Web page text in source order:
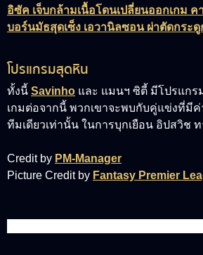
อิซัค เจ็บกล้ามเนื้อโดนเปลี่ยนออกเกม ค
บอร์นมัธสุดเซ็ง เอวานิลซอน ผ่าตัดกระดู
โปรแกรมสุดหิน
ทั้งนี้ Savinho และ แมนฯ ซิตี้ มีโปรแกร
เกมต่อจากนี้ พวกเขาจะพบกับคู่แข่งที่มีค่
ทีมเดียวเท่านั้น ในการบุกเยือน อิปสวิช ท
Credit by PM-Manager
Picture Credit by Fantasy Premier